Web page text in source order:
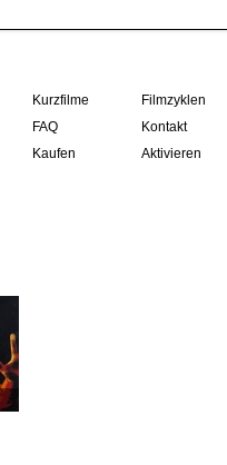
Kurzfilme Filmzyklen
FAQ Kontakt
Kaufen Aktivieren